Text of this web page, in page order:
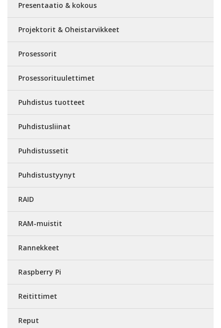
Presentaatio & kokous
Projektorit & Oheistarvikkeet
Prosessorit
Prosessorituulettimet
Puhdistus tuotteet
Puhdistusliinat
Puhdistussetit
Puhdistustyynyt
RAID
RAM-muistit
Rannekkeet
Raspberry Pi
Reitittimet
Reput